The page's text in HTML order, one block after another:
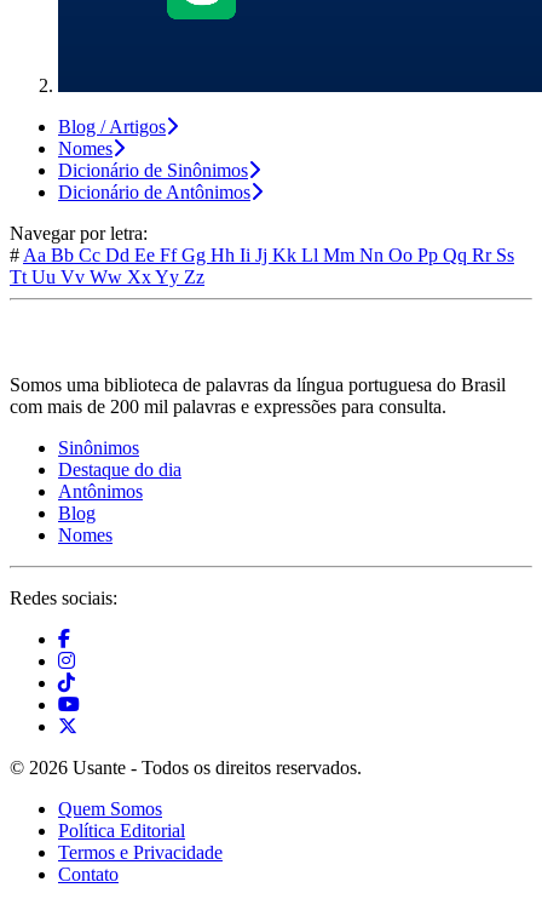
Blog / Artigos
Nomes
Dicionário de Sinônimos
Dicionário de Antônimos
Navegar por letra:
# Aa Bb Cc Dd Ee FfGg Hh Ii Jj Kk Ll Mm Nn Oo Pp Qq Rr Ss
Tt Uu Vv Ww XxYy Zz
Somos uma biblioteca de palavras da língua portuguesa do Brasil
com mais de 200 mil palavras e expressões para consulta.
Sinônimos
Destaque do dia
Antônimos
Blog
Nomes
Redes sociais:
© 2026 Usante - Todos os direitos reservados.
Quem Somos
Política Editorial
Termos e Privacidade
Contato